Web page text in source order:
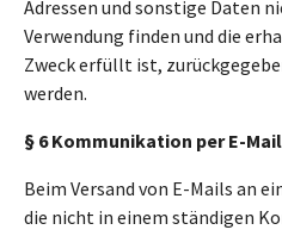
Adressen und sonstige Daten
Verwendung finden und die
Zweck erfüllt ist,
werden.
§ 6 Kommunikation per E-Mail
Beim Versand von E-Mails an
die nicht in einem ständigen